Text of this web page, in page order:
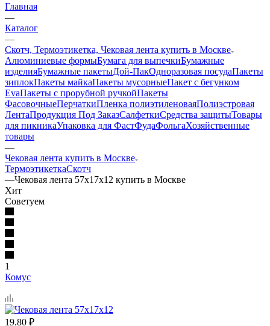
Главная
—
Каталог
—
Скотч, Термоэтикетка, Чековая лента купить в Москве
Алюминиевые формыБумага для выпечкиБумажные
изделияБумажные пакетыДой-ПакОдноразовая посудаПакеты
зиплокПакеты майкаПакеты мусорныеПакет с бегунком
EvaПакеты с прорубной ручкойПакеты
ФасовочныеПерчаткиПленка полиэтиленоваяПолиэстровая
ЛентаПродукция Под ЗаказСалфеткиСредства защитыТовары
для пикникаУпаковка для ФастФудаФольгаХозяйственные
товары
—
Чековая лента купить в Москве
ТермоэтикеткаСкотч
—Чековая лента 57х17х12 купить в Москве
Хит
Советуем
1
Комус
19.80 ₽